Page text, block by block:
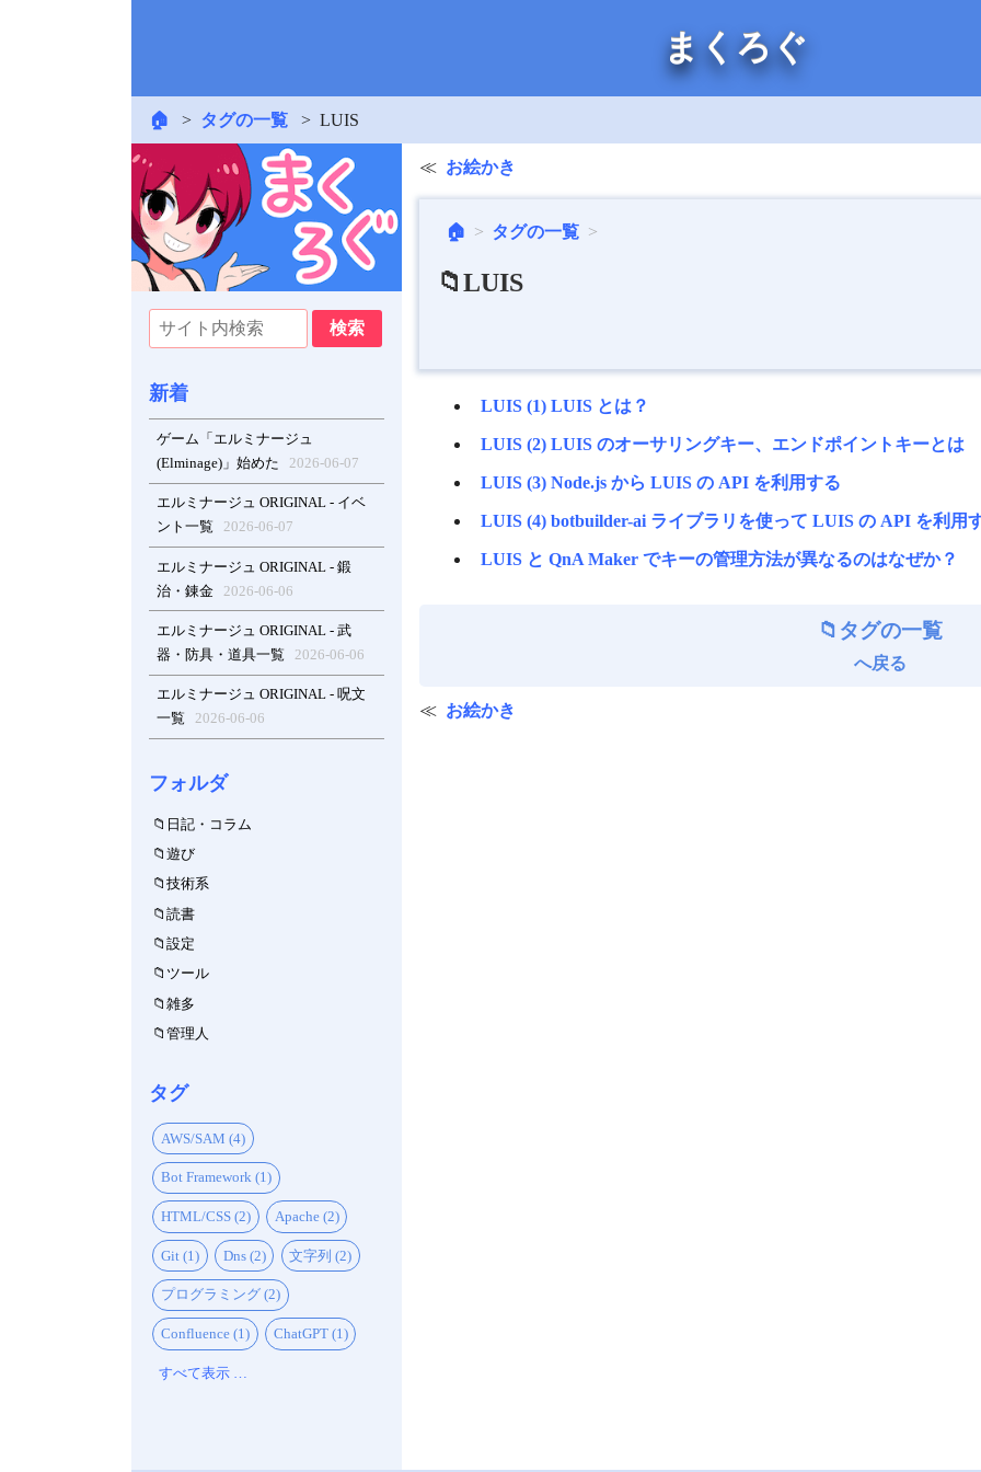
まくろぐ
🏠 タグの一覧 LUIS
新着
ゲーム「エルミナージュ
(Elminage)」始めた
2026-06-07
エルミナージュ ORIGINAL - イベ
ント一覧
2026-06-07
エルミナージュ ORIGINAL - 鍛
治・錬金
2026-06-06
エルミナージュ ORIGINAL - 武
器・防具・道具一覧
2026-06-06
エルミナージュ ORIGINAL - 呪文
一覧
2026-06-06
フォルダ
日記・コラム
遊び
技術系
読書
設定
ツール
雑多
管理人
タグ
AWS/SAM (4)
Bot Framework (1)
HTML/CSS (2) Apache (2)
Git (1) Dns (2) 文字列 (2)
プログラミング (2)
Confluence (1) ChatGPT (1)
すべて表示 …
お絵かき
🏠 タグの一覧
📁LUIS
LUIS (1) LUIS とは？
LUIS (2) LUIS のオーサリングキー、エンドポイントキーとは
LUIS (3) Node.js から LUIS の API を利用する
LUIS (4) botbuilder-ai ライブラリを使って LUIS の API を利用
LUIS と QnA Maker でキーの管理方法が異なるのはなぜか？
タグの一覧
へ戻る
お絵かき